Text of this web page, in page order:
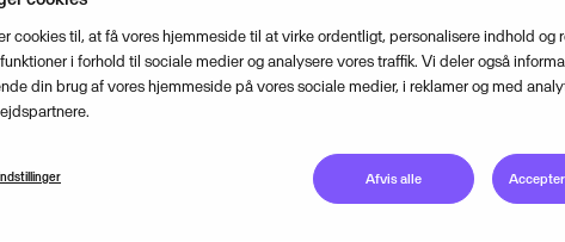
cookies til, at få vores hjemmeside til at virke ordentligt, personalisere indhold og
i forhold til sociale medier og analysere vores traffik. Vi deler også
din brug af vores hjemmeside på vores sociale medier, i reklamer og med
Afvis alle